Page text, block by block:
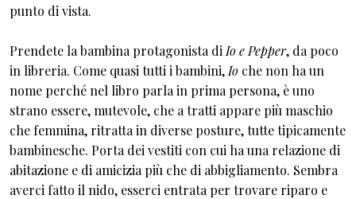
punto di vista.
Prendete la bambina protagonista di Io e Pepper, da poco
in libreria. Come quasi tutti i bambini, Io che non ha un
nome perché nel libro parla in prima persona, è uno
strano essere, mutevole, che a tratti appare più maschio
che femmina, ritratta in diverse posture, tutte tipicamente
bambinesche. Porta dei vestiti con cui ha una relazione di
abitazione e di amicizia più che di abbigliamento. Sembra
averci fatto il nido, esserci entrata per trovare riparo e